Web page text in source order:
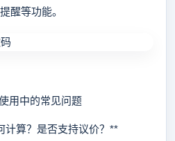
醒等功能。
中的常见问题
算？是否支持议价？**